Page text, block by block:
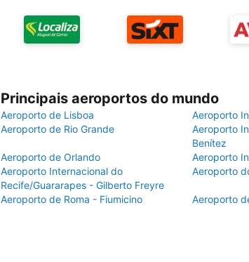
Principais aeroportos do mundo
Aeroporto de Lisboa
Aeroporto
Aeroporto de Rio Grande
Aeroporto
Benítez
Aeroporto de Orlando
Aeroporto
Aeroporto Internacional do
Recife/Guararapes - Gilberto Freyre
Aeroporto
Aeroporto de Roma - Fiumicino Aeroporto